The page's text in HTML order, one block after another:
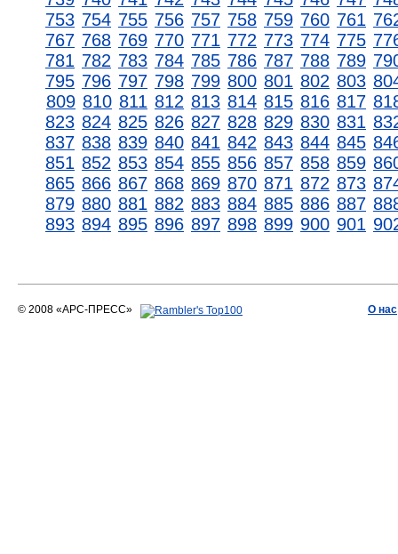
753 754 755 756 757 758 759 760 761
767 768 769 770 771 772 773 774 775
781 782 783 784 785 786 787 788 789
795 796 797 798 799 800 801 802 803
809 810 811 812 813 814 815 816 817
823 824 825 826 827 828 829 830 831
837 838 839 840 841 842 843 844 845
851 852 853 854 855 856 857 858 859
865 866 867 868 869 870 871 872 873
879 880 881 882 883 884 885 886 887
893 894 895 896 897 898 899 900 901
© 2008 «АРС-ПРЕСС» О нас